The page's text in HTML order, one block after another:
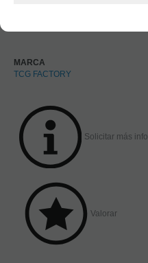
MARCA
TCG FACTORY
Solicitar más info
Valorar